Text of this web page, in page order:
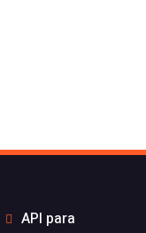
API para